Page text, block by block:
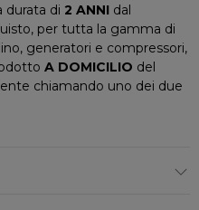
durata di 2 ANNI dal
per tutta la gamma di
generatori e compressori,
A DOMICILIO del
chiamando uno dei due